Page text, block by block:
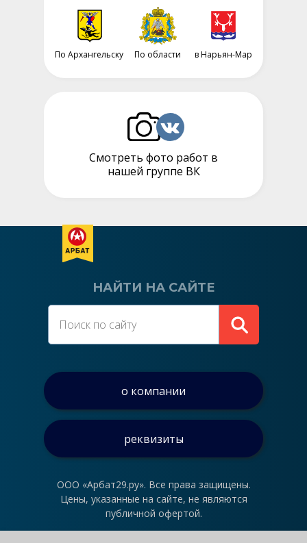
ООО «Арбат29.ру». Все права защищены.
Цены, указанные на сайте, не являются
публичной офертой.
о компании
реквизиты
Смотреть фото работ в
нашей группе ВК
По Архангельску в Нарьян-Мар
По области
НАЙТИ НА САЙТЕ